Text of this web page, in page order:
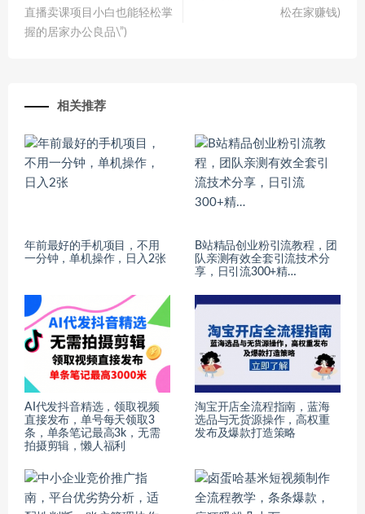
直播卖课项目小白也能轻松掌
握的居家办公良品\”)
松在家赚钱)
相关推荐
年前最好的手机项目，不用
一分钟，单机操作，日入2张
B站精品创业粉引流教程，团
队亲测有效全套引流技术分
享，日引流300+精…
AI代发抖音精选，领取视频
直接发布，单号每天领取3
条，单条笔记最高3k，无需
拍摄剪辑，懒人福利
淘宝开店全流程指南，蓝海
选品与无货源操作，高权重
发布及爆款打造策略